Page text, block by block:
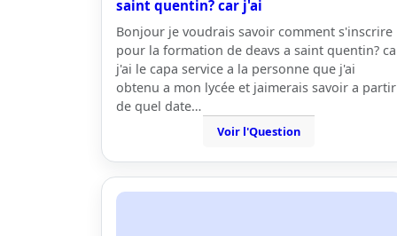
saint quentin? car j'ai
Bonjour je voudrais savoir comment s'inscrire
pour la formation de deavs a saint quentin?
j'ai le capa service a la personne que j'ai
obtenu a mon lycée et jaimerais savoir a partir
de quel date…
Voir l'Question